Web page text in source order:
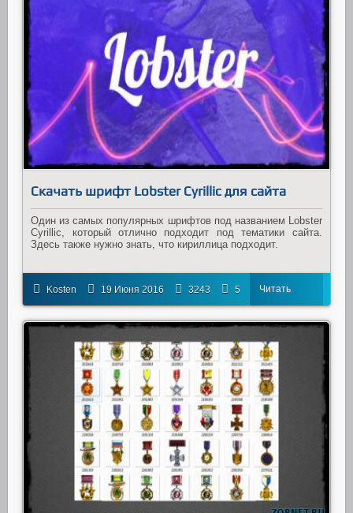
Скачать шрифт Lobster Cyrillic для сайта
Один из самых популярных шрифтов под названием Lobster
Cyrillic, который отлично подходит под тематики сайта.
Здесь также нужно знать, что кириллица подходит.
Kosten 19 Июня 2016 3243 5 Читать
далее